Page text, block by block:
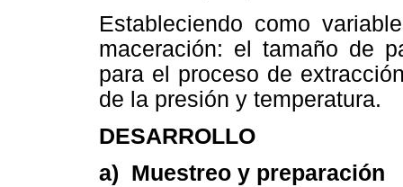
Estableciendo como
maceración: el tamaño de
para el proceso de
de la presión y temperatura.
DESARROLLO
a) Muestreo y preparación